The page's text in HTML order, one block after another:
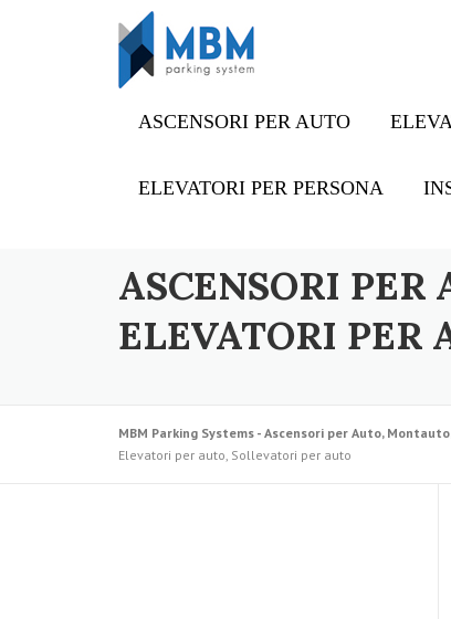
ASCENSORI PER AUTO
ELEVATORI PER PERSONA
ASCENSORI
ELEVATORI PER
MBM Parking Systems - Ascensori per Auto,
Elevatori per auto, Sollevatori per auto